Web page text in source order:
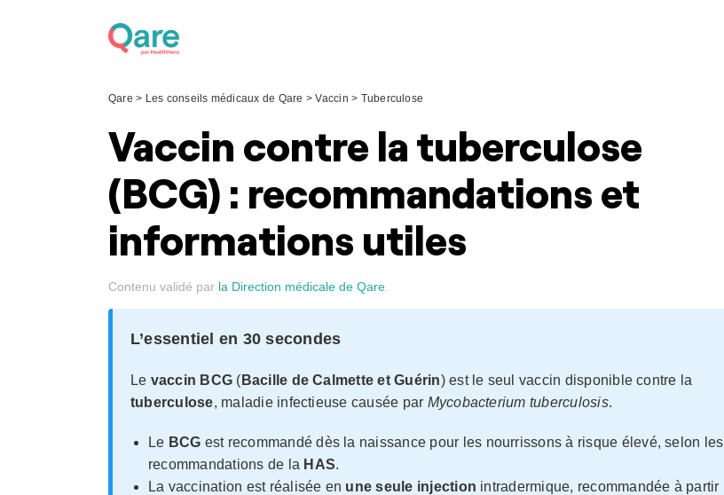
Qare > Les conseils médicaux de Qare >Vaccin > Tuberculose
Vaccin contre la tuberculose
(BCG) : recommandations et
informations utiles
Contenu validé par la Direction médicale de Qare.
L’essentiel en 30 secondes
Le vaccin BCG ( Bacille de Calmette et Guérin) est le seul vaccin disponible contre la
tuberculose, maladie infectieuse causée par Mycobacterium tuberculosis.
Le BCG est recommandé dès la naissance pour les nourrissons à risque élevé, selon les
recommandations de la HAS.
La vaccination est réalisée en une seule injection intradermique, recommandée à partir